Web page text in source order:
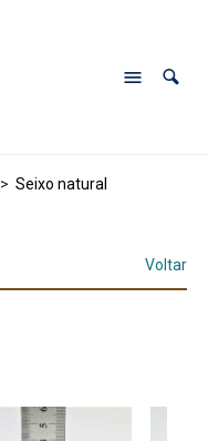
> Seixo natural
Voltar